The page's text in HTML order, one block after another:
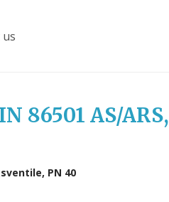
86501 AS/
PN 40